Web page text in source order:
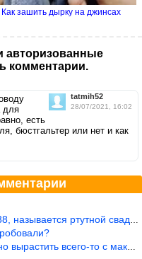
Как зашить дырку на джинсах
авторизованные
комментарии.
tatmih52
28/07/2021, 16:02
для
есть
бюстгальтер или нет и как
ртутной свадьбой, гр
всего-то с максимально р